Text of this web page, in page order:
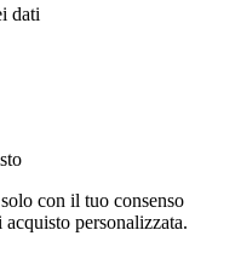
dati
con il tuo consenso
personalizzata.